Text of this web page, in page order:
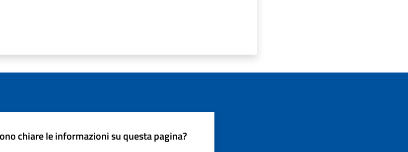
chiare le informazioni su questa pagina?